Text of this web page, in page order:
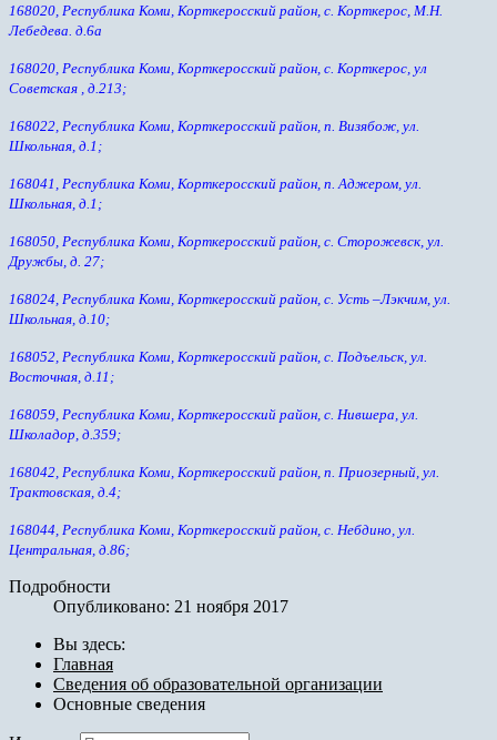
168020, Республика Коми, Корткеросский район, с. Корткерос, М.Н.
Лебедева. д.6а
168020, Республика Коми, Корткеросский район, с. Корткерос, ул
Советская , д.213;
168022, Республика Коми, Корткеросский район, п. Визябож, ул.
Школьная, д.1;
168041, Республика Коми, Корткеросский район, п. Аджером, ул.
Школьная, д.1;
168050, Республика Коми, Корткеросский район, с. Сторожевск, ул.
Дружбы, д. 27;
168024, Республика Коми, Корткеросский район, с. Усть –Лэкчим, ул.
Школьная, д.10;
168052, Республика Коми, Корткеросский район, с. Подъельск, ул.
Восточная, д.11;
168059, Республика Коми, Корткеросский район, с. Нившера, ул.
Школадор, д.359;
168042, Республика Коми, Корткеросский район, п. Приозерный, ул.
Трактовская, д.4;
168044, Республика Коми, Корткеросский район, с. Небдино, ул.
Центральная, д.86;
Подробности
Опубликовано: 21 ноября 2017
Вы здесь:
Главная
Сведения об образовательной организации
Основные сведения